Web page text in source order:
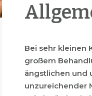
Bei sehr kleinen
großem
ängstlichen und
unzureichender